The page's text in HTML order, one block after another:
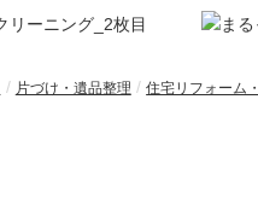
片づけ・遺品整理
住宅リフォーム